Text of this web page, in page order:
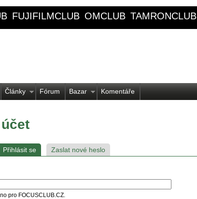
FUJIFILMCLUB OMCLUB TAMRONCLUB
Články Fórum Bazar Komentáře
Přihlásit se Zaslat nové heslo
pro FOCUSCLUB.CZ.